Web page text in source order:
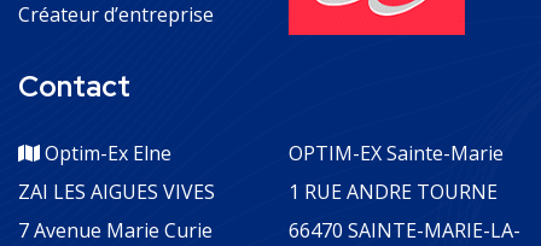
Créateur d’entreprise
Contact
Optim-Ex Elne
ZAI LES AIGUES VIVES
7 Avenue Marie Curie
OPTIM-EX Sainte-Marie
1 RUE ANDRE TOURNE
66470 SAINTE-MARIE-LA-